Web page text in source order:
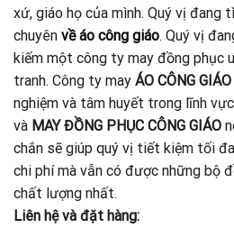
xứ, giáo họ của mình. Quý vị đang
chuyên về áo công giáo. Quý vị
kiếm một công ty may đồng phục
tranh. Công ty may ÁO CÔNG GIÁO
nghiệm và tâm huyết trong lĩnh
và MAY ĐỒNG PHỤC CÔNG GIÁO
chắn sẽ giúp quý vị tiết kiệm tối
chi phí mà vẫn có được những bộ
chất lượng nhất.
Liên hệ và đặt hàng: